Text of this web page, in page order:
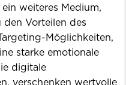
weiteres Medium,
Vorteilen des
Möglichkeiten,
starke emotionale
digitale
verschenken wertvolle